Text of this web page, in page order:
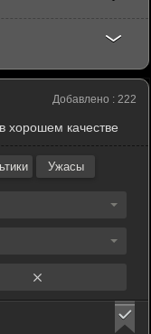
Добавлено : 222
хорошем качестве
Ужасы